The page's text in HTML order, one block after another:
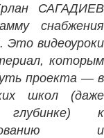
САГАДИЕВ
снабжения
видеоуроки
которым
проекта — в
школ (даже
к
и